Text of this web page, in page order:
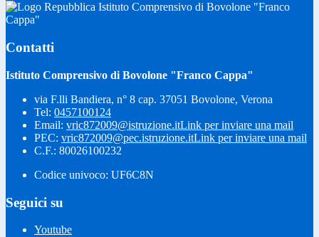
Istituto Comprensivo di Bovolone "Franco
Cappa"
Contatti
Istituto Comprensivo di Bovolone "Franco Cappa"
via F.lli Bandiera, n° 8 cap. 37051 Bovolone, Verona
Tel: 0457100124
Email: vric872009@istruzione.itLink per inviare una mail
PEC: vric872009@pec.istruzione.itLink per inviare una mail
C.F.: 80026100232
Codice univoco: UF6C8N
Seguici su
Youtube